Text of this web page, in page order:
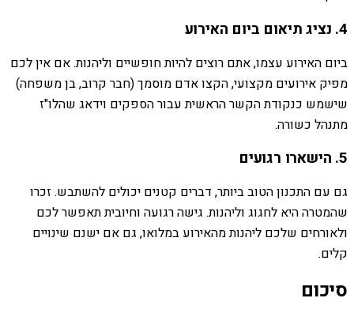
4. נציג תיאום ביום האירוע
ביום האירוע עצמו, אתם רוצים להיות חופשיים וליהנות. אם אין לכם
מפיק אירועים מקצועי, הקצו אדם מוסמך (חבר קרוב, בן משפחה)
שישמש כנקודת הקשר הראשית עבור הספקים וידאג שהלו"ז
מתנהל כשורה.
5. הישארו רגועים
גם עם התכנון הטוב ביותר, דברים קטנים יכולים להשתבש. זכרו
שהמטרה היא לחגוג וליהנות. גישה רגועה וחיובית תאפשר לכם
ולאורחים שלכם ליהנות מהאירוע במלואו, גם אם ישנם שינויים
קלים.
סיכום